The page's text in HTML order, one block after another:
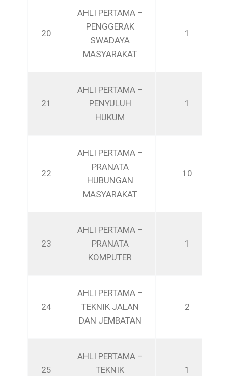
20
AHLI PERTAMA –
PENGGERAK
SWADAYA
MASYARAKAT
1
21
AHLI PERTAMA –
PENYULUH
HUKUM
1
22
AHLI PERTAMA –
PRANATA
HUBUNGAN
MASYARAKAT
10
23
AHLI PERTAMA –
PRANATA
KOMPUTER
1
24
AHLI PERTAMA –
TEKNIK JALAN
DAN JEMBATAN
2
25
AHLI PERTAMA –
TEKNIK
1